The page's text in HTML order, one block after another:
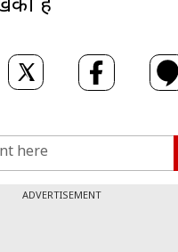
हैं
ADVERTISEMENT